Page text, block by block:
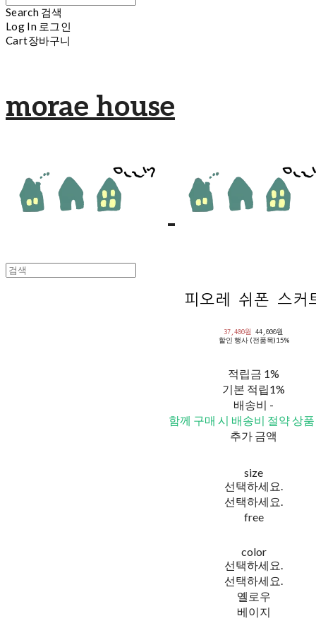
Search 검색
Log In 로그인
Cart장바구니
morae house
피오레 쉬폰 스커
37,400원44,000원
할인 행사 (전품목)15%
적립금 1%
기본 적립1%
배송비 -
함께 구매 시 배송비 절약 상
추가 금액
size
선택하세요.
선택하세요.
free
color
선택하세요.
선택하세요.
옐로우
베이지